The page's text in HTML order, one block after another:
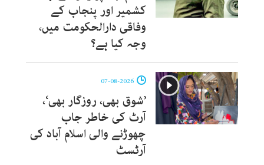
کشمیر اور پنجاب کے
وفاقی دارالحکومت میں،
وجہ کیا ہے؟
’شوق بھی، روزگار بھی‘،
آرٹ کی خاطر جاب
چھوڑنے والی اسلام آباد کی
آرٹسٹ